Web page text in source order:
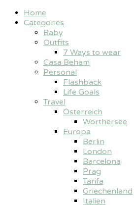
Home
Categories
Baby
Outfits
7 Ways to wear
Casa Beham
Personal
Flashback
Life Goals
Travel
Österreich
Wörthersee
Europa
Berlin
London
Barcelona
Prag
Tarifa
Griechenland
Italien